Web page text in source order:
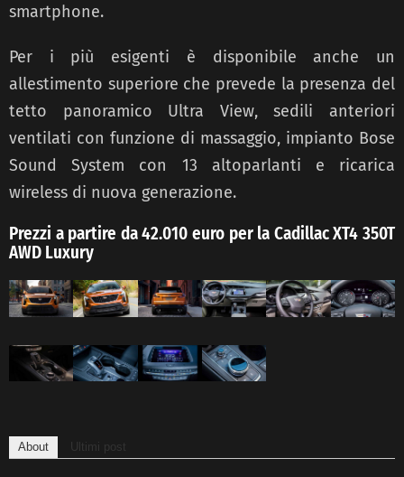
smartphone.
Per i più esigenti è disponibile anche un
allestimento superiore che prevede la presenza del
tetto panoramico Ultra View, sedili anteriori
ventilati con funzione di massaggio, impianto Bose
Sound System con 13 altoparlanti e ricarica
wireless di nuova generazione.
Prezzi a partire da 42.010 euro per la Cadillac XT4 350T
AWD Luxury
About Ultimi post